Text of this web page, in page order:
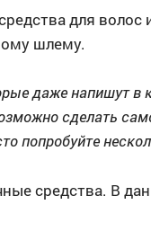
для волос
шлему.
даже напишут в
сделать
попробуйте
средства. В